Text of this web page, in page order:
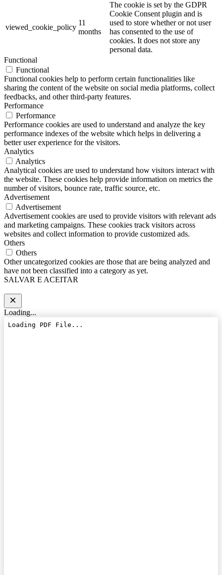
viewed_cookie_policy
11
months
The cookie is set by the GDPR
Cookie Consent plugin and is
used to store whether or not user
has consented to the use of
cookies. It does not store any
personal data.
Functional
Functional
Functional cookies help to perform certain functionalities like
sharing the content of the website on social media platforms, collect
feedbacks, and other third-party features.
Performance
Performance
Performance cookies are used to understand and analyze the key
performance indexes of the website which helps in delivering a
better user experience for the visitors.
Analytics
Analytics
Analytical cookies are used to understand how visitors interact with
the website. These cookies help provide information on metrics the
number of visitors, bounce rate, traffic source, etc.
Advertisement
Advertisement
Advertisement cookies are used to provide visitors with relevant ads
and marketing campaigns. These cookies track visitors across
websites and collect information to provide customized ads.
Others
Others
Other uncategorized cookies are those that are being analyzed and
have not been classified into a category as yet.
SALVAR E ACEITAR
Loading...